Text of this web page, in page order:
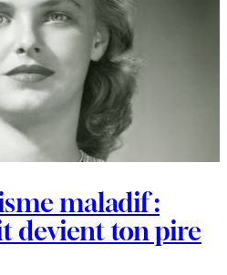
maladif :
devient ton pire